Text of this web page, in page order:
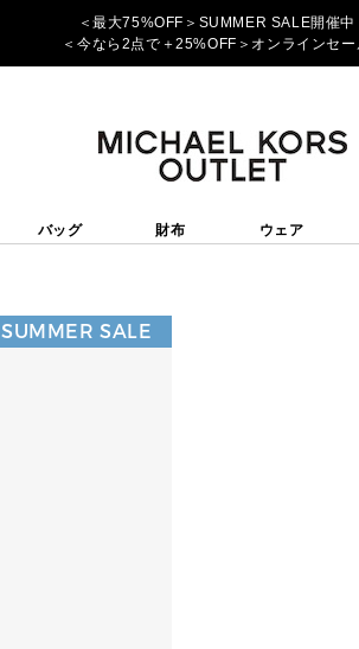
＜最大75%OFF＞SUMMER SALE開催中
＜今なら2点で＋25%OFF＞オンラインセー
バッグ 財布 ウェア
SUMMER SALE